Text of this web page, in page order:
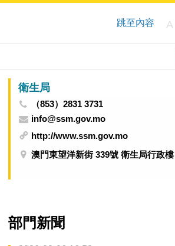
跳至內容 A
衛生局
（853）2831 3731
info@ssm.gov.mo
http://www.ssm.gov.mo
澳門東望洋新街 339號 衛生局行政樓
部門新聞